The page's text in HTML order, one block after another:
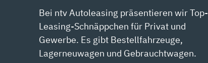
Bei ntv Autoleasing präsentieren wir Top-
Leasing-Schnäppchen für Privat und
Gewerbe. Es gibt Bestellfahrzeuge,
Lagerneuwagen und Gebrauchtwagen.